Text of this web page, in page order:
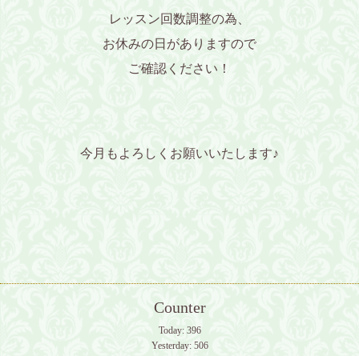
レッスン回数調整の為、
お休みの日がありますので
ご確認ください！
今月もよろしくお願いいたします♪
Counter
Today: 396
Yesterday: 506